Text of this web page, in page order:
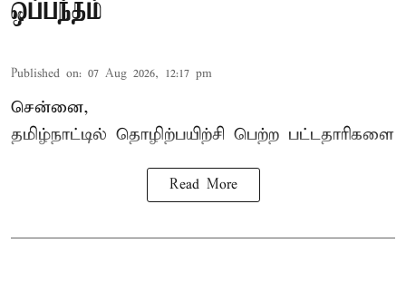
ஒப்பந்தம்
Published on: 07 Aug 2026, 12:17 pm
சென்னை,
தமிழ்நாட்டில் தொழிற்பயிற்சி பெற்ற பட்டதாரிகளை
Read More